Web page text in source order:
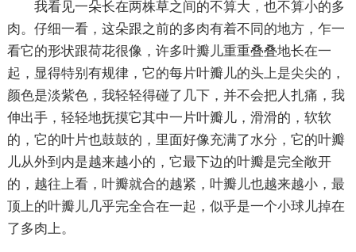
我看见一朵长在两株草之间的不算大，也不算小的多
肉。仔细一看，这朵跟之前的多肉有着不同的地方，乍一
看它的形状跟荷花很像，许多叶瓣儿重重叠叠地长在一
起，显得特别有规律，它的每片叶瓣儿的头上是尖尖的，
颜色是淡紫色，我轻轻得碰了几下，并不会把人扎痛，我
伸出手，轻轻地抚摸它其中一片叶瓣儿，滑滑的，软软
的，它的叶片也鼓鼓的，里面好像充满了水分，它的叶瓣
儿从外到内是越来越小的，它最下边的叶瓣是完全敞开
的，越往上看，叶瓣就合的越紧，叶瓣儿也越来越小，最
顶上的叶瓣儿几乎完全合在一起，似乎是一个小球儿掉在
了多肉上。